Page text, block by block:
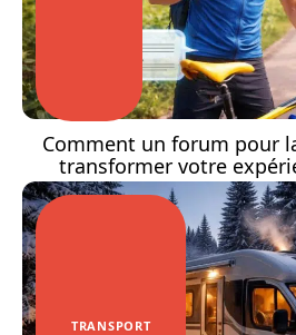
Comment un forum pour
transformer votre
TRANSPORT